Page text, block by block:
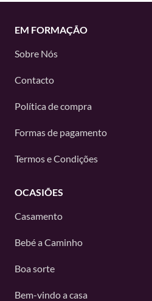
EM FORMAÇÃO
Sobre Nós
Contacto
Política de compra
Formas de pagamento
Termos e Condições
OCASIÕES
Casamento
Bebé a Caminho
Boa sorte
Bem-vindo a casa